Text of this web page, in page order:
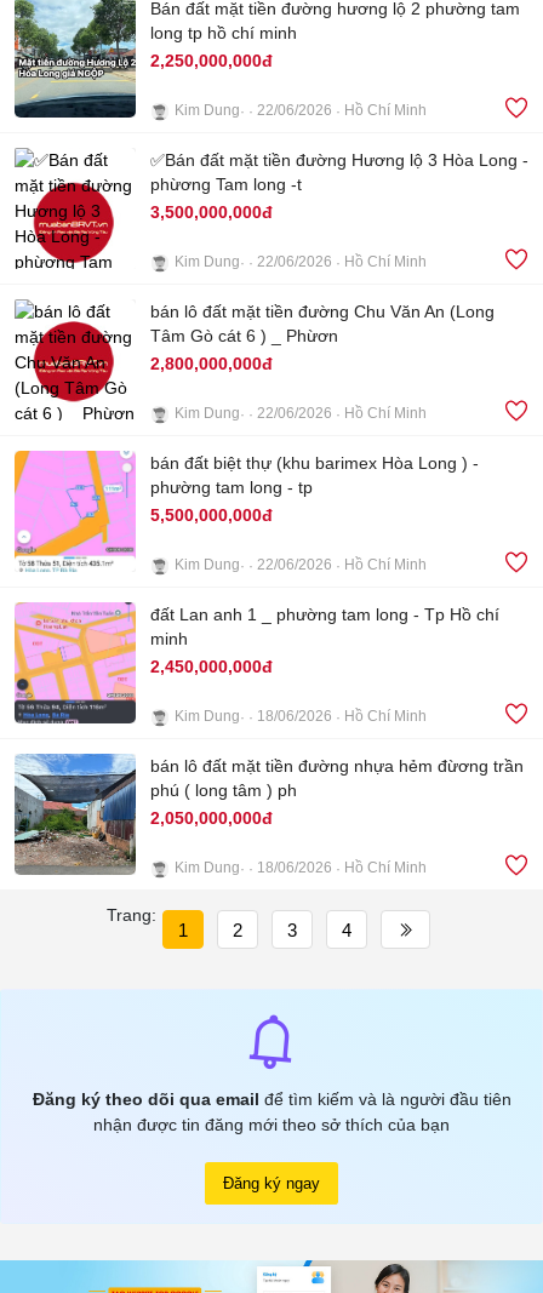
Bán đất mặt tiền đường hương lộ 2 phường tam
long tp hồ chí minh
2,250,000,000đ
Kim Dung 22/06/2026 Hồ Chí Minh
3
✅Bán đất mặt tiền đường Hương lộ 3 Hòa Long -
phừơng Tam long -t
3,500,000,000đ
Kim Dung 22/06/2026 Hồ Chí Minh
bán lô đất mặt tiền đường Chu Văn An (Long
Tâm Gò cát 6 ) _ Phừơn
2,800,000,000đ
Kim Dung 22/06/2026 Hồ Chí Minh
bán đất biệt thự (khu barimex Hòa Long ) -
phường tam long - tp
5,500,000,000đ
Kim Dung 22/06/2026 Hồ Chí Minh
đất Lan anh 1 _ phường tam long - Tp Hồ chí
minh
2,450,000,000đ
Kim Dung 18/06/2026 Hồ Chí Minh
bán lô đất mặt tiền đường nhựa hẻm đừơng trần
phú ( long tâm ) ph
2,050,000,000đ
Kim Dung 18/06/2026 Hồ Chí Minh
Trang:
1 2 3 4
Đăng ký theo dõi qua email để tìm kiếm và là người đầu tiên
nhận được tin đăng mới theo sở thích của bạn
Đăng ký ngay